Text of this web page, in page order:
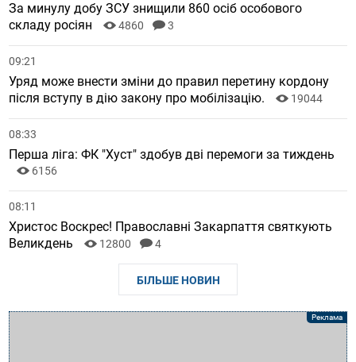
За минулу добу ЗСУ знищили 860 осіб особового
складу росіян
4860 3
09:21
Уряд може внести зміни до правил перетину кордону
після вступу в дію закону про мобілізацію.
19044
08:33
Перша ліга: ФК "Хуст" здобув дві перемоги за тиждень
6156
08:11
Христос Воскрес! Православні Закарпаття святкують
Великдень
12800 4
БІЛЬШЕ НОВИН